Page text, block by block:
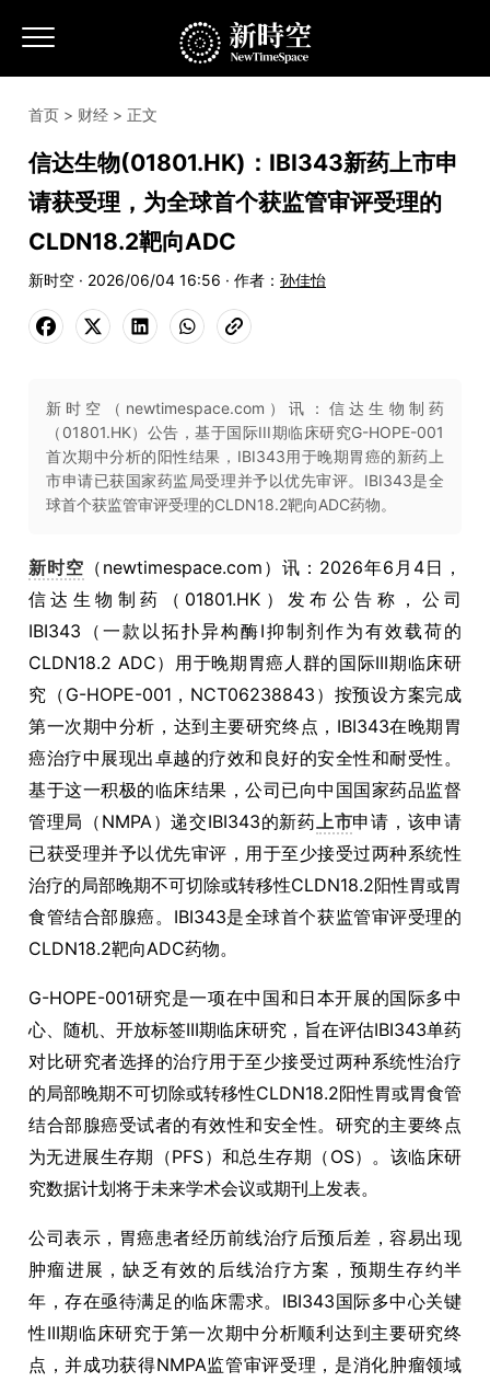
首页 > 财经 > 正文
信达生物(01801.HK)：IBI343新药上市申
请获受理，为全球首个获监管审评受理的
CLDN18.2靶向ADC
新时空 · 2026/06/04 16:56 · 作者： 孙佳怡
新时空（newtimespace.com）讯：信达生物制药
（01801.HK）公告，基于国际III期临床研究G-HOPE-001
首次期中分析的阳性结果，IBI343用于晚期胃癌的新药上
市申请已获国家药监局受理并予以优先审评。IBI343是全
球首个获监管审评受理的CLDN18.2靶向ADC药物。
新时空 （newtimespace.com）讯：2026年6月4日，
信达生物制药（01801.HK）发布公告称，公司
IBI343（一款以拓扑异构酶I抑制剂作为有效载荷的
CLDN18.2 ADC）用于晚期胃癌人群的国际III期临床研
究（G-HOPE-001，NCT06238843）按预设方案完成
第一次期中分析，达到主要研究终点，IBI343在晚期胃
癌治疗中展现出卓越的疗效和良好的安全性和耐受性。
基于这一积极的临床结果，公司已向中国国家药品监督
管理局（NMPA）递交IBI343的新药上市申请，该申请
已获受理并予以优先审评，用于至少接受过两种系统性
治疗的局部晚期不可切除或转移性CLDN18.2阳性胃或胃
食管结合部腺癌。IBI343是全球首个获监管审评受理的
CLDN18.2靶向ADC药物。
G-HOPE-001研究是一项在中国和日本开展的国际多中
心、随机、开放标签III期临床研究，旨在评估IBI343单药
对比研究者选择的治疗用于至少接受过两种系统性治疗
的局部晚期不可切除或转移性CLDN18.2阳性胃或胃食管
结合部腺癌受试者的有效性和安全性。研究的主要终点
为无进展生存期（PFS）和总生存期（OS）。该临床研
究数据计划将于未来学术会议或期刊上发表。
公司表示，胃癌患者经历前线治疗后预后差，容易出现
肿瘤进展，缺乏有效的后线治疗方案，预期生存约半
年，存在亟待满足的临床需求。IBI343国际多中心关键
性III期临床研究于第一次期中分析顺利达到主要研究终
点，并成功获得NMPA监管审评受理，是消化肿瘤领域